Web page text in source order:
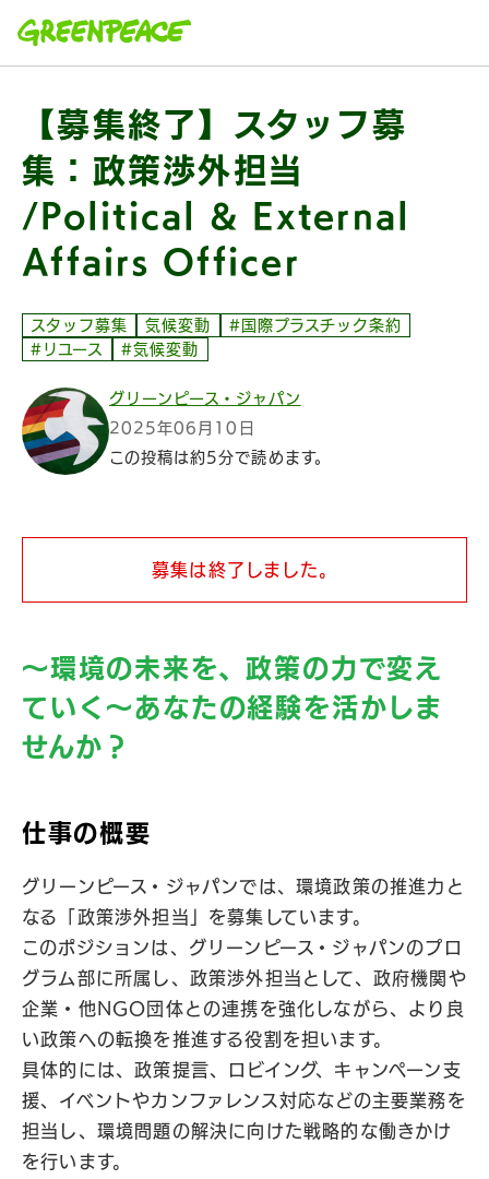
【募集終了】スタッフ募
集：政策渉外担当
/Political & External
Affairs Officer
スタッフ募集 気候変動
#国際プラスチック条約
#リユース
#気候変動
グリーンピース・ジャパン
2025年06月10日
この投稿は約5分で読めます。
募集は終了しました。
～環境の未来を、政策の力で変え
ていく～あなたの経験を活かしま
せんか？
仕事の概要
グリーンピース・ジャパンでは、環境政策の推進力と
なる「政策渉外担当」を募集しています。
このポジションは、グリーンピース・ジャパンのプロ
グラム部に所属し、政策渉外担当として、政府機関や
企業・他NGO団体との連携を強化しながら、より良
い政策への転換を推進する役割を担います。
具体的には、政策提言、ロビイング、キャンペーン支
援、イベントやカンファレンス対応などの主要業務を
担当し、環境問題の解決に向けた戦略的な働きかけ
を行います。